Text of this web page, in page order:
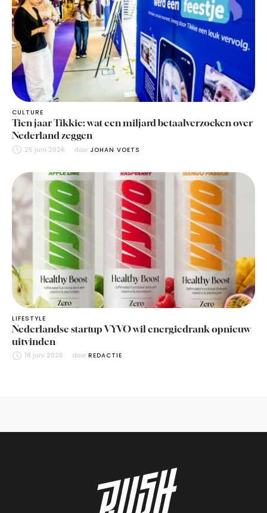
CULTURE
Tien jaar Tikkie: wat een miljard betaalverzoeken over
Nederland zeggen
25 juni 2026 door JOHAN VOETS
LIFESTYLE
Nederlandse startup VYVO wil energiedrank opnieuw
uitvinden
18 juni 2026 door REDACTIE